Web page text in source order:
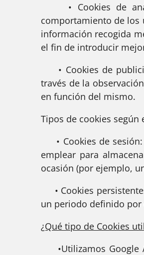
• Cookies de
comportamiento de los
información recogida
el fin de introducir
• Cookies de
través de la
en función del mismo.
Tipos de cookies
• Cookies de sesión:
emplear para
ocasión (por ejemplo,
• Cookies
un periodo definido por
¿Qué tipo de Cookies
•Utilizamos Google